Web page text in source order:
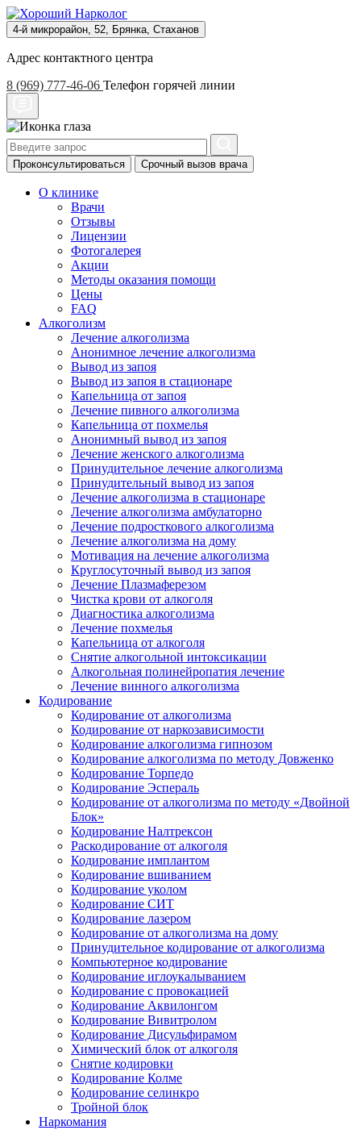
4-й микрорайон, 52, Брянка, Стаханов
Адрес контактного центра
8 (969) 777-46-06 Телефон горячей линии
Проконсультироваться Срочный вызов врача
О клинике
Врачи
Отзывы
Лицензии
Фотогалерея
Акции
Методы оказания помощи
Цены
FAQ
Алкоголизм
Лечение алкоголизма
Анонимное лечение алкоголизма
Вывод из запоя
Вывод из запоя в стационаре
Капельница от запоя
Лечение пивного алкоголизма
Капельница от похмелья
Анонимный вывод из запоя
Лечение женского алкоголизма
Принудительное лечение алкоголизма
Принудительный вывод из запоя
Лечение алкоголизма в стационаре
Лечение алкоголизма амбулаторно
Лечение подросткового алкоголизма
Лечение алкоголизма на дому
Мотивация на лечение алкоголизма
Круглосуточный вывод из запоя
Лечение Плазмаферезом
Чистка крови от алкоголя
Диагностика алкоголизма
Лечение похмелья
Капельница от алкоголя
Снятие алкогольной интоксикации
Алкогольная полинейропатия лечение
Лечение винного алкоголизма
Кодирование
Кодирование от алкоголизма
Кодирование от наркозависимости
Кодирование алкоголизма гипнозом
Кодирование алкоголизма по методу Довженко
Кодирование Торпедо
Кодирование Эспераль
Кодирование от алкоголизма по методу «Двойной
Блок»
Кодирование Налтрексон
Раскодирование от алкоголя
Кодирование имплантом
Кодирование вшиванием
Кодирование уколом
Кодирование СИТ
Кодирование лазером
Кодирование от алкоголизма на дому
Принудительное кодирование от алкоголизма
Компьютерное кодирование
Кодирование иглоукалыванием
Кодирование с провокацией
Кодирование Аквилонгом
Кодирование Вивитролом
Кодирование Дисульфирамом
Химический блок от алкоголя
Снятие кодировки
Кодирование Колме
Кодирование селинкро
Тройной блок
Наркомания